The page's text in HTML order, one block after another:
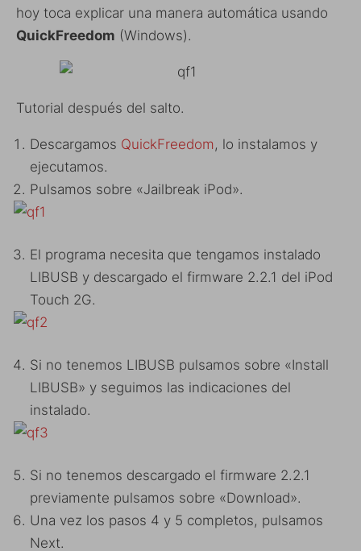
hoy toca explicar una manera automática usando
QuickFreedom (Windows).
Tutorial después del salto.
Descargamos QuickFreedom, lo instalamos y
ejecutamos.
Pulsamos sobre «Jailbreak iPod».
El programa necesita que tengamos instalado
LIBUSB y descargado el firmware 2.2.1 del iPod
Touch 2G.
Si no tenemos LIBUSB pulsamos sobre «Install
LIBUSB» y seguimos las indicaciones del
instalado.
Si no tenemos descargado el firmware 2.2.1
previamente pulsamos sobre «Download».
Una vez los pasos 4 y 5 completos, pulsamos
Next.